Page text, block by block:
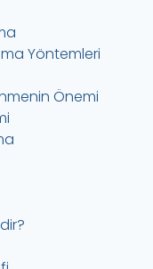
Yöntemleri
Önemi